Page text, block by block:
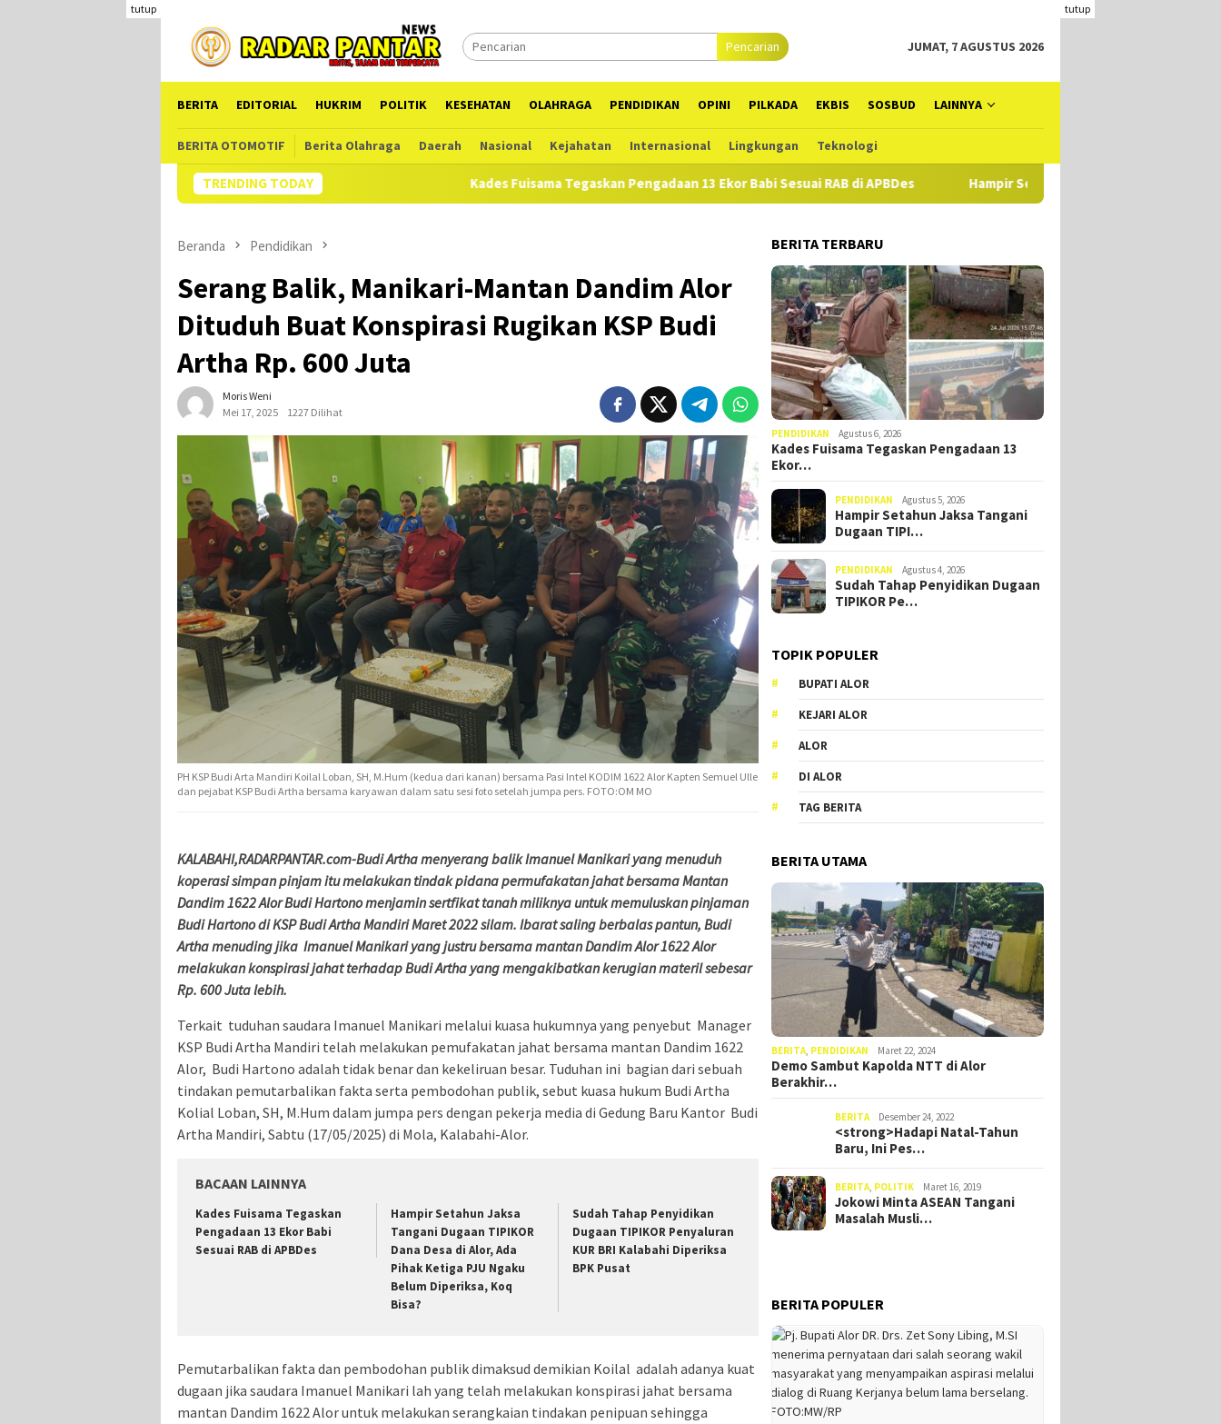
konten
tutup tutup
Pencarian JUMAT, 7 AGUSTUS 2026
BERITA EDITORIAL HUKRIM POLITIK KESEHATAN OLAHRAGA PENDIDIKAN OPINI PILKADA EKBIS SOSBUD LAINNYA
BERITA OTOMOTIF Berita Olahraga Daerah Nasional Kejahatan Internasional Lingkungan Teknologi
TRENDING TODAYKades Fuisama Tegaskan Pengadaan 13 Ekor Babi Sesuai RAB di APBDes Hampir Setahun Jaksa Tangani Dugaan TIPIKOR Dana Desa di
Beranda Pendidikan
Serang Balik, Manikari-Mantan Dandim Alor
Dituduh Buat Konspirasi Rugikan KSP Budi
Artha Rp. 600 Juta
Moris Weni
Mei 17, 2025
1227 Dilihat
PH KSP Budi Arta Mandiri Koilal Loban, SH, M.Hum (kedua dari kanan) bersama Pasi Intel KODIM 1622 Alor Kapten Semuel Ulle
dan pejabat KSP Budi Artha bersama karyawan dalam satu sesi foto setelah jumpa pers. FOTO:OM MO
KALABAHI,RADARPANTAR.com-Budi Artha menyerang balik Imanuel Manikari yang menuduh
koperasi simpan pinjam itu melakukan tindak pidana permufakatan jahat bersama Mantan
Dandim 1622 Alor Budi Hartono menjamin sertfikat tanah miliknya untuk memuluskan pinjaman
Budi Hartono di KSP Budi Artha Mandiri Maret 2022 silam. Ibarat saling berbalas pantun, Budi
Artha menuding jika Imanuel Manikari yang justru bersama mantan Dandim Alor 1622 Alor
melakukan konspirasi jahat terhadap Budi Artha yang mengakibatkan kerugian materil sebesar
Rp. 600 Juta lebih.
Terkait tuduhan saudara Imanuel Manikari melalui kuasa hukumnya yang penyebut Manager
KSP Budi Artha Mandiri telah melakukan pemufakatan jahat bersama mantan Dandim 1622
Alor, Budi Hartono adalah tidak benar dan kekeliruan besar. Tuduhan ini bagian dari sebuah
tindakan pemutarbalikan fakta serta pembodohan publik, sebut kuasa hukum Budi Artha
Kolial Loban, SH, M.Hum dalam jumpa pers dengan pekerja media di Gedung Baru Kantor Budi
Artha Mandiri, Sabtu (17/05/2025) di Mola, Kalabahi-Alor.
BACAAN LAINNYA
Kades Fuisama Tegaskan
Pengadaan 13 Ekor Babi
Sesuai RAB di APBDes
Hampir Setahun Jaksa
Tangani Dugaan TIPIKOR
Dana Desa di Alor, Ada
Pihak Ketiga PJU Ngaku
Belum Diperiksa, Koq
Bisa?
Sudah Tahap Penyidikan
Dugaan TIPIKOR Penyaluran
KUR BRI Kalabahi Diperiksa
BPK Pusat
Pemutarbalikan fakta dan pembodohan publik dimaksud demikian Koilal adalah adanya kuat
dugaan jika saudara Imanuel Manikari lah yang telah melakukan konspirasi jahat bersama
mantan Dandim 1622 Alor untuk melakukan serangkaian tindakan penipuan sehingga
BERITA TERBARU
PENDIDIKAN Agustus 6, 2026
Kades Fuisama Tegaskan Pengadaan 13
Ekor…
PENDIDIKAN Agustus 5, 2026
Hampir Setahun Jaksa Tangani
Dugaan TIPI…
PENDIDIKAN Agustus 4, 2026
Sudah Tahap Penyidikan Dugaan
TIPIKOR Pe…
TOPIK POPULER
BUPATI ALOR
KEJARI ALOR
ALOR
DI ALOR
TAG BERITA
BERITA UTAMA
BERITA PENDIDIKAN Maret 22, 2024
Demo Sambut Kapolda NTT di Alor
Berakhir…
BERITA Desember 24, 2022
<strong>Hadapi Natal-Tahun
Baru, Ini Pes…
BERITA POLITIK Maret 16, 2019
Jokowi Minta ASEAN Tangani
Masalah Musli…
BERITA POPULER